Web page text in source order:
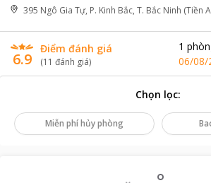
395 Ngô Gia Tự, P. Kinh Bắc, T. Bắc Ninh (Tiền
6.9
Điểm đánh giá
(11 đánh giá)
1
06/08/
Chọn lọc:
Miễn phí hủy phòng